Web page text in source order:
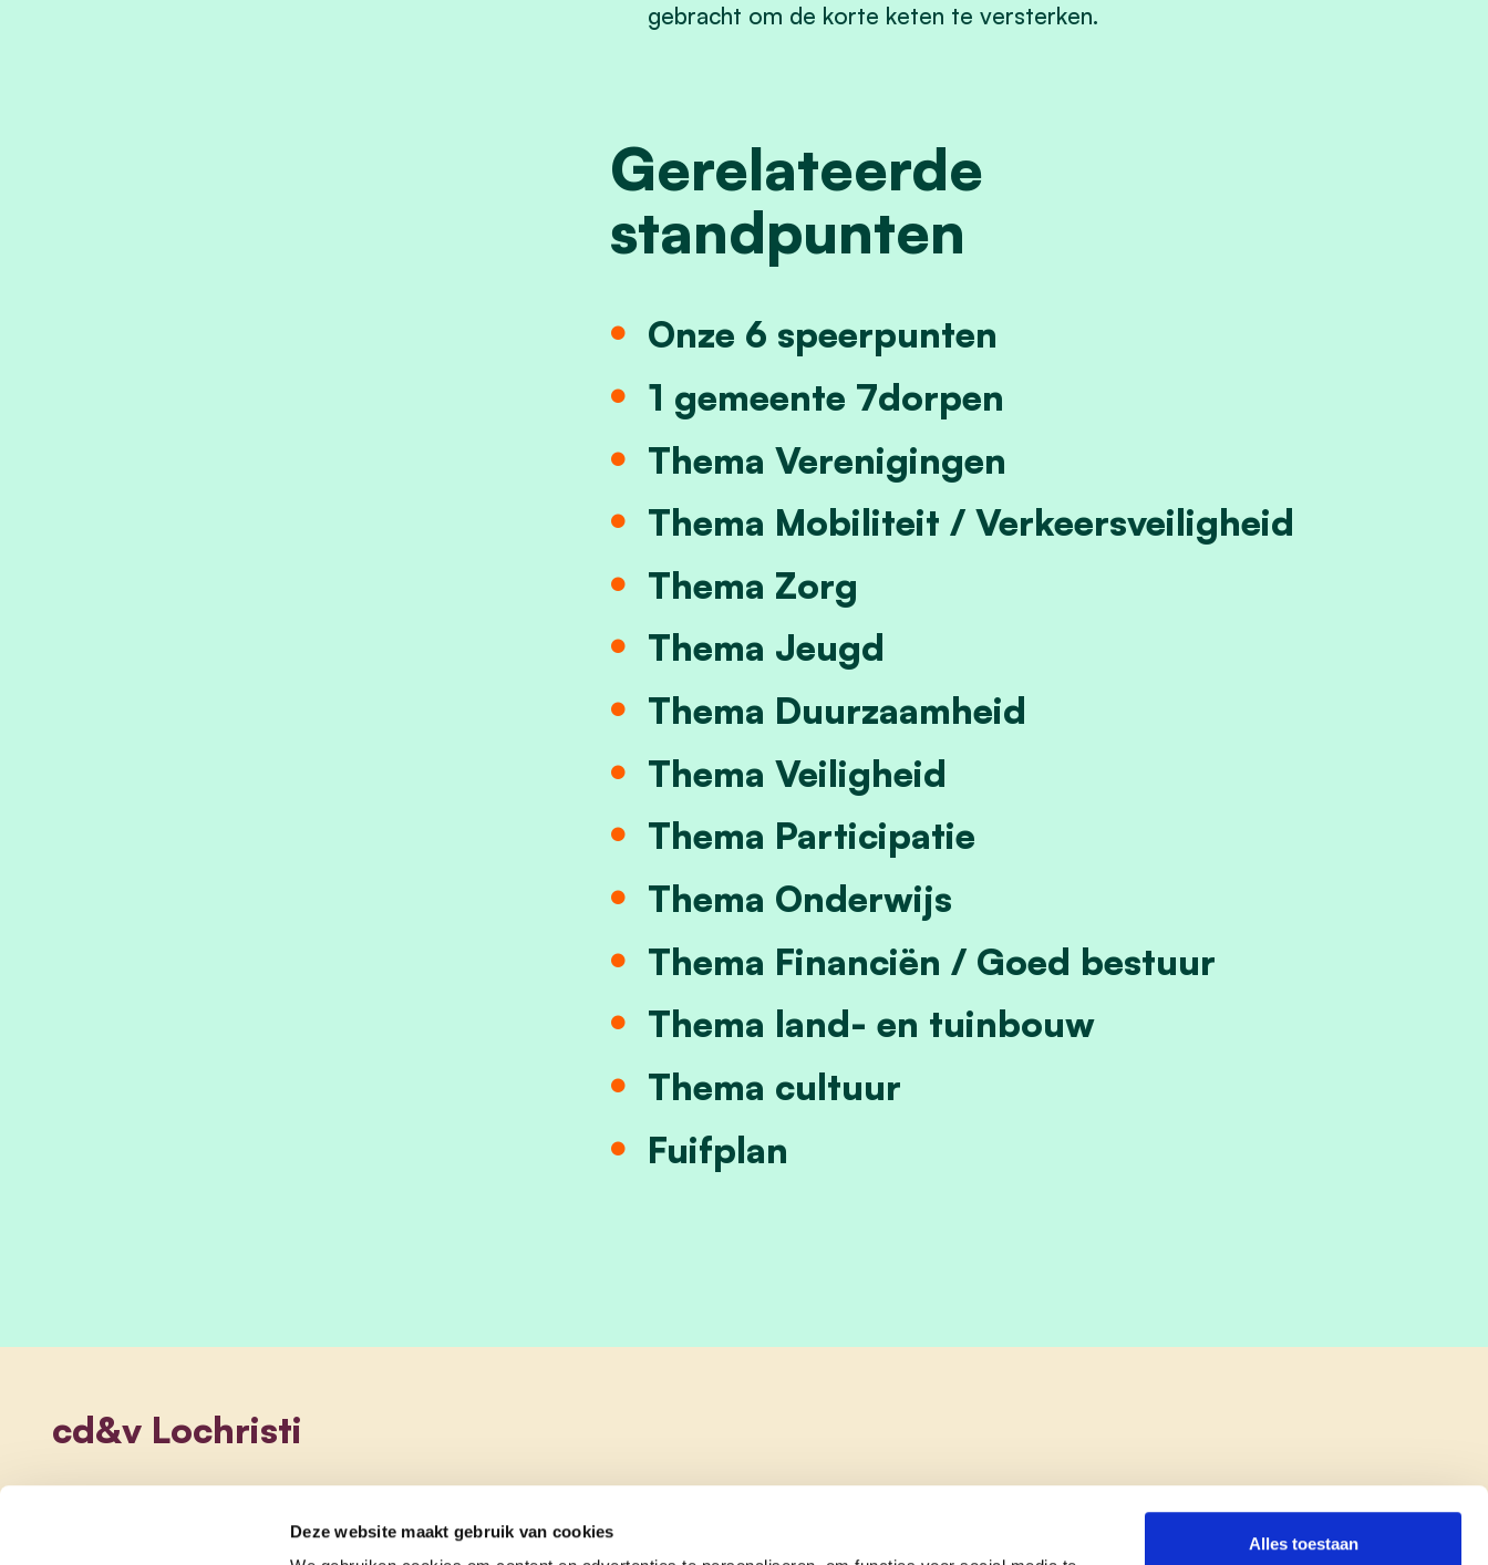
Deze website maakt gebruik van cookies
Alles toestaan
gebracht om de korte keten te versterken.
Gerelateerde
standpunten
Onze 6 speerpunten
1 gemeente 7dorpen
Thema Verenigingen
Thema Mobiliteit / Verkeersveiligheid
Thema Zorg
Thema Jeugd
Thema Duurzaamheid
Thema Veiligheid
Thema Participatie
Thema Onderwijs
Thema Financiën / Goed bestuur
Thema land- en tuinbouw
Thema cultuur
Fuifplan
cd&v Lochristi